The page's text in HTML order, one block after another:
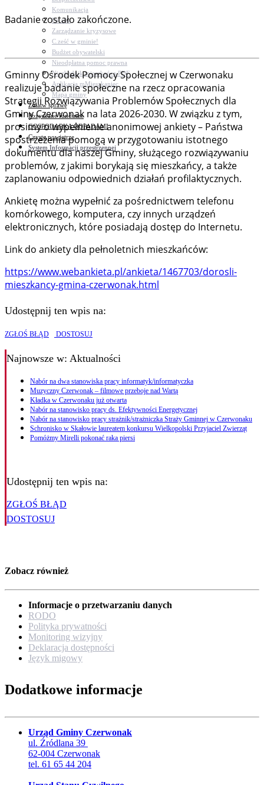
Komunikacja
Parafie
Zarządzanie kryzysowe
C.ześć w gminie!
Budżet obywatelski
Nieodpłatna pomoc prawna
Niezbędnik mieszkańca PDF
Aplikacja mMieszkaniec
Mapa gminy
Załatw sprawę
Pozyskane fundusze
GOSPODARKA ODPADAMI
Czyste powietrze
System Informacji przestrzennej
Badanie zostało zakończone.
Gminny Ośrodek Pomocy Społecznej w Czerwonaku
realizuje badanie społeczne na rzecz opracowania
Strategii Rozwiązywania Problemów Społecznych dla
Gminy Czerwonak na lata 2026-2030. W związku z tym,
prosimy o wypełnienie anonimowej ankiety – Państwa
spostrzeżenia pomogą w przygotowaniu istotnego
dokumentu dla naszej Gminy, służącego rozwiązywaniu
problemów, z jakimi borykają się mieszkańcy, a także
zaplanowaniu odpowiednich działań profilaktycznych.
Ankietę można wypełnić za pośrednictwem telefonu
komórkowego, komputera, czy innych urządzeń
elektronicznych, które posiadają dostęp do Internetu.
Link do ankiety dla pełnoletnich mieszkańców:
https://www.webankieta.pl/ankieta/1467703/dorosli-
mieszkancy-gmina-czerwonak.html
Udostępnij ten wpis na:
ZGŁOŚ BŁĄD DOSTOSUJ
Najnowsze w: Aktualności
Nabór na dwa stanowiska pracy informatyk/informatyczka
Muzyczny Czerwonak – filmowe przeboje nad Wartą
Kładka w Czerwonaku już otwarta
Nabór na stanowisko pracy ds. Efektywności Energetycznej
Nabór na stanowisko pracy strażnik/strażniczka Straży Gminnej w Czerwonaku
Schronisko w Skałowie laureatem konkursu Wielkopolski Przyjaciel Zwierząt
Pomóżmy Mirelli pokonać raka piersi
Udostępnij ten wpis na:
ZGŁOŚ BŁĄD
DOSTOSUJ
Zobacz również
Informacje o przetwarzaniu danych
RODO
Polityka prywatności
Monitoring wizyjny
Deklaracja dostępności
Język migowy
Dodatkowe informacje
Urząd Gminy Czerwonak
ul. Źródlana 39
62-004 Czerwonak
tel. 61 65 44 204